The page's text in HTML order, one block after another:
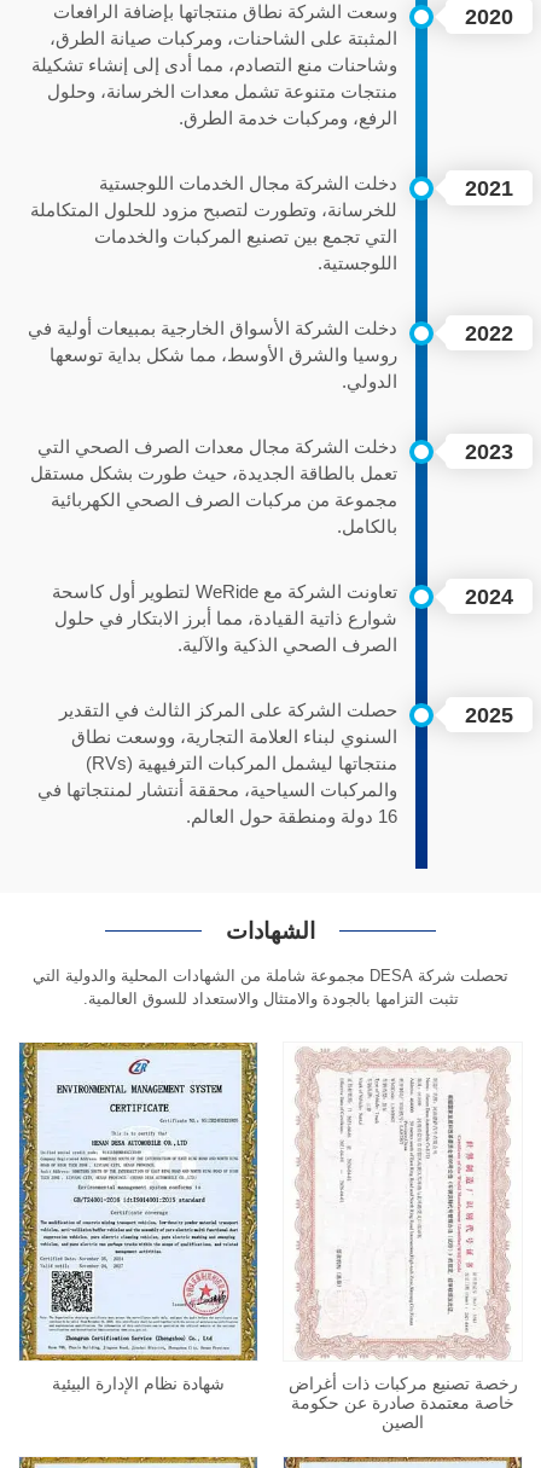
2020
وسعت الشركة نطاق منتجاتها بإضافة الرافعات
المثبتة على الشاحنات، ومركبات صيانة الطرق،
وشاحنات منع التصادم، مما أدى إلى إنشاء تشكيلة
منتجات متنوعة تشمل معدات الخرسانة، وحلول
الرفع، ومركبات خدمة الطرق.
2021
دخلت الشركة مجال الخدمات اللوجستية
للخرسانة، وتطورت لتصبح مزود للحلول المتكاملة
التي تجمع بين تصنيع المركبات والخدمات
اللوجستية.
2022
دخلت الشركة الأسواق الخارجية بمبيعات أولية في
روسيا والشرق الأوسط، مما شكل بداية توسعها
الدولي.
2023
دخلت الشركة مجال معدات الصرف الصحي التي
تعمل بالطاقة الجديدة، حيث طورت بشكل مستقل
مجموعة من مركبات الصرف الصحي الكهربائية
بالكامل.
2024
تعاونت الشركة مع WeRide لتطوير أول كاسحة
شوارع ذاتية القيادة، مما أبرز الابتكار في حلول
الصرف الصحي الذكية والآلية.
2025
حصلت الشركة على المركز الثالث في التقدير
السنوي لبناء العلامة التجارية، ووسعت نطاق
منتجاتها ليشمل المركبات الترفيهية (RVs)
والمركبات السياحية، محققة أنتشار لمنتجاتها في
16 دولة ومنطقة حول العالم.
الشهادات
تحصلت شركة DESA مجموعة شاملة من الشهادات المحلية والدولية التي
تثبت التزامها بالجودة والامتثال والاستعداد للسوق العالمية.
رخصة تصنيع مركبات ذات أغراض
خاصة معتمدة صادرة عن حكومة
الصين
شهادة نظام الإدارة البيئية